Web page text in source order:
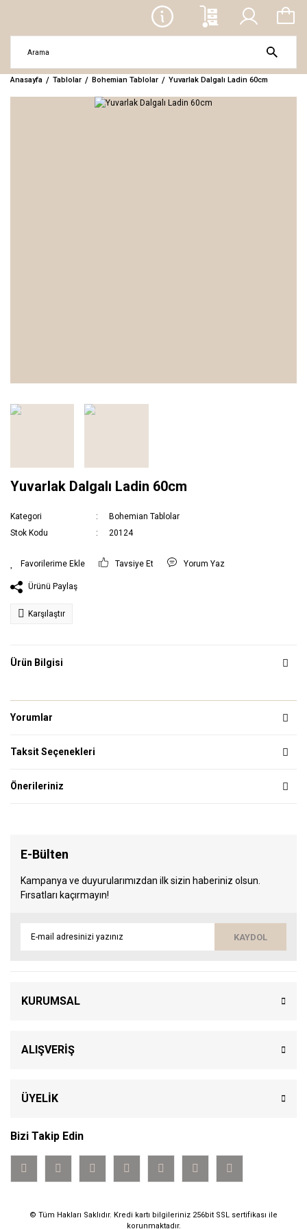
Anasayfa Tablolar Bohemian Tablolar Yuvarlak Dalgalı Ladin 60cm
Yuvarlak Dalgalı Ladin 60cm
Kategori
Bohemian Tablolar
Stok Kodu
20124
Tavsiye Et Yorum Yaz
Ürünü Paylaş
Karşılaştır
Ürün Bilgisi
Yorumlar
Taksit Seçenekleri
Önerileriniz
E-Bülten
Kampanya ve duyurularımızdan ilk sizin haberiniz olsun.
Fırsatları kaçırmayın!
KAYDOL
KURUMSAL
ALIŞVERİŞ
ÜYELİK
Bizi Takip Edin
© Tüm Hakları Saklıdır. Kredi kartı bilgileriniz 256bit SSL sertifikası ile
korunmaktadır.